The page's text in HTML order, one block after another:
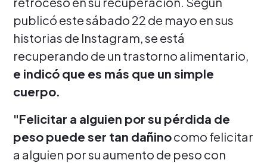
publicó este sábado 22 de mayo en sus
historias de Instagram, se está
recuperando de un trastorno alimentario,
e indicó que es más que un simple
cuerpo.
"Felicitar a alguien por su pérdida de
peso puede ser tan dañinocomo felicitar
a alguien por su aumento de peso con